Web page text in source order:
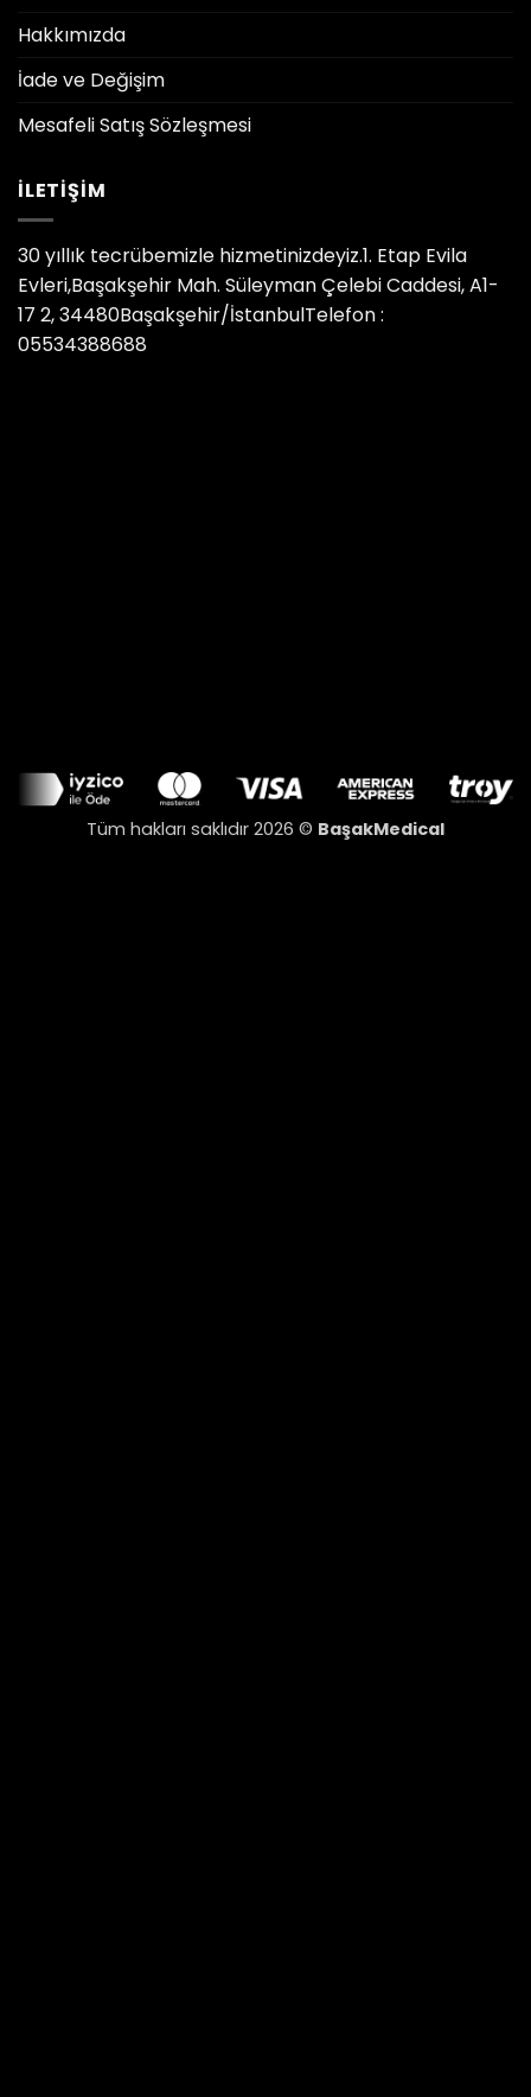
Hakkımızda
İade ve Değişim
Mesafeli Satış Sözleşmesi
İLETIŞIM
30 yıllık tecrübemizle hizmetinizdeyiz.1. Etap Evila
Evleri,Başakşehir Mah. Süleyman Çelebi Caddesi, A1-
17 2, 34480Başakşehir/İstanbulTelefon :
05534388688
Tüm hakları saklıdır 2026 © BaşakMedical